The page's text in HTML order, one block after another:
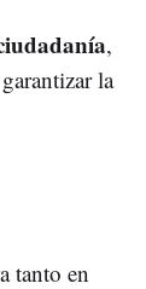
,
la
tanto en